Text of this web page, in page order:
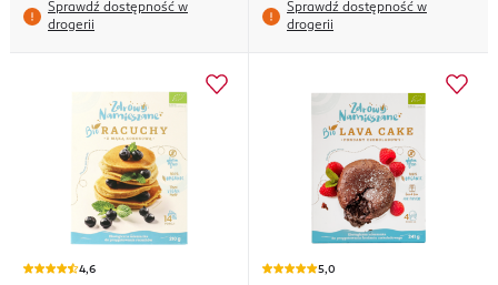
Sprawdź dostępność w
drogerii
Sprawdź dostępność w
drogerii
4,6 5,0